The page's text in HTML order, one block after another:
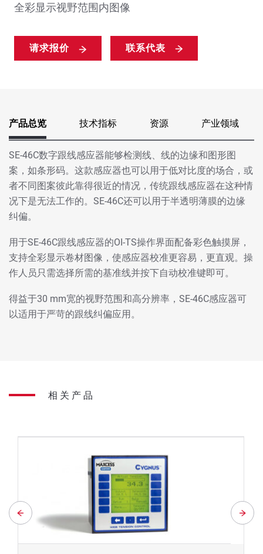
全彩显示视野范围内图像
请求报价 联系代表
产品总览 技术指标 资源 产业领域
SE-46C数字跟线感应器能够检测线、线的边缘和图形图
案，如条形码。这款感应器也可以用于低对比度的场合，或
者不同图案彼此靠得很近的情况，传统跟线感应器在这种情
况下是无法工作的。SE-46C还可以用于半透明薄膜的边缘
纠偏。
用于SE-46C跟线感应器的OI-TS操作界面配备彩色触摸屏，
支持全彩显示卷材图像，使感应器校准更容易，更直观。操
作人员只需选择所需的基准线并按下自动校准键即可。
得益于30 mm宽的视野范围和高分辨率，SE-46C感应器可
以适用于严苛的跟线纠偏应用。
相关产品